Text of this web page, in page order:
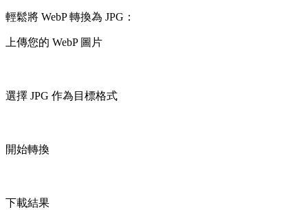
輕鬆將 WebP 轉換為 JPG：
上傳您的 WebP 圖片
選擇 JPG 作為目標格式
開始轉換
下載結果